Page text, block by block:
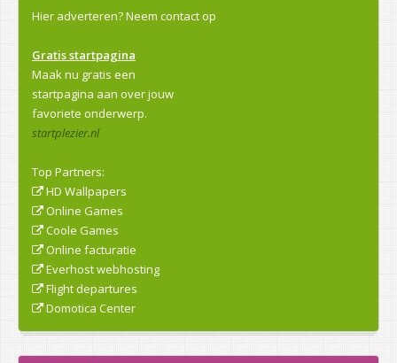
Hier adverteren?Neem contact op
Gratis startpagina
Maak nu gratis een
startpagina aan over jouw
favoriete onderwerp.
startplezier.nl
Top Partners:
HD Wallpapers
Online Games
Coole Games
Online facturatie
Everhost webhosting
Flight departures
Domotica Center